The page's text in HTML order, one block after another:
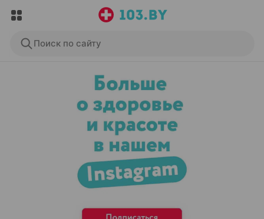
Поиск по сайту
ЭФФЕКТИВНАЯ РЕКЛАМА НА САЙТЕ